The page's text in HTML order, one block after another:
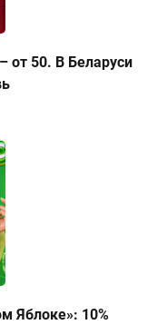
от 50. В Беларуси
Яблоке»: 10%